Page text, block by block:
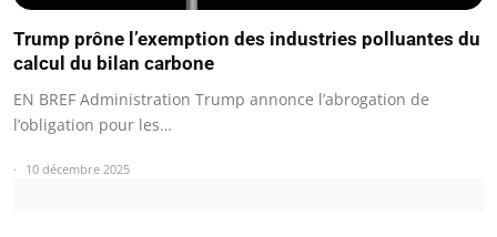
Trump prône l’exemption des industries polluantes du
calcul du bilan carbone
EN BREF Administration Trump annonce l’abrogation de
l’obligation pour les…
10 décembre 2025